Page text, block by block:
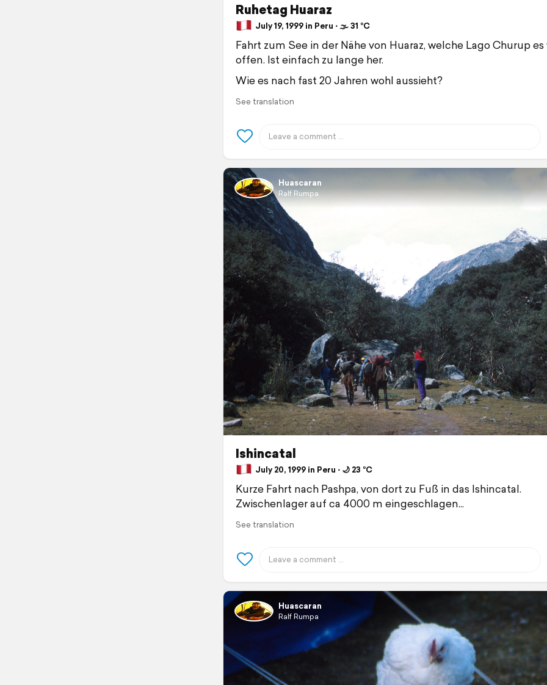
Ruhetag Huaraz
July 19, 1999 in Peru ⋅ 🌫 31 °C
Fahrt zum See in der Nähe von Huaraz, welche Lago Churup es
offen. Ist einfach zu lange her.
Wie es nach fast 20 Jahren wohl aussieht?
See translation
Huascaran
Ralf Rumpa
Ishincatal
July 20, 1999 in Peru ⋅ 🌙 23 °C
Kurze Fahrt nach Pashpa, von dort zu Fuß in das Ishincatal.
Zwischenlager auf ca 4000 m eingeschlagen...
See translation
Huascaran
Ralf Rumpa